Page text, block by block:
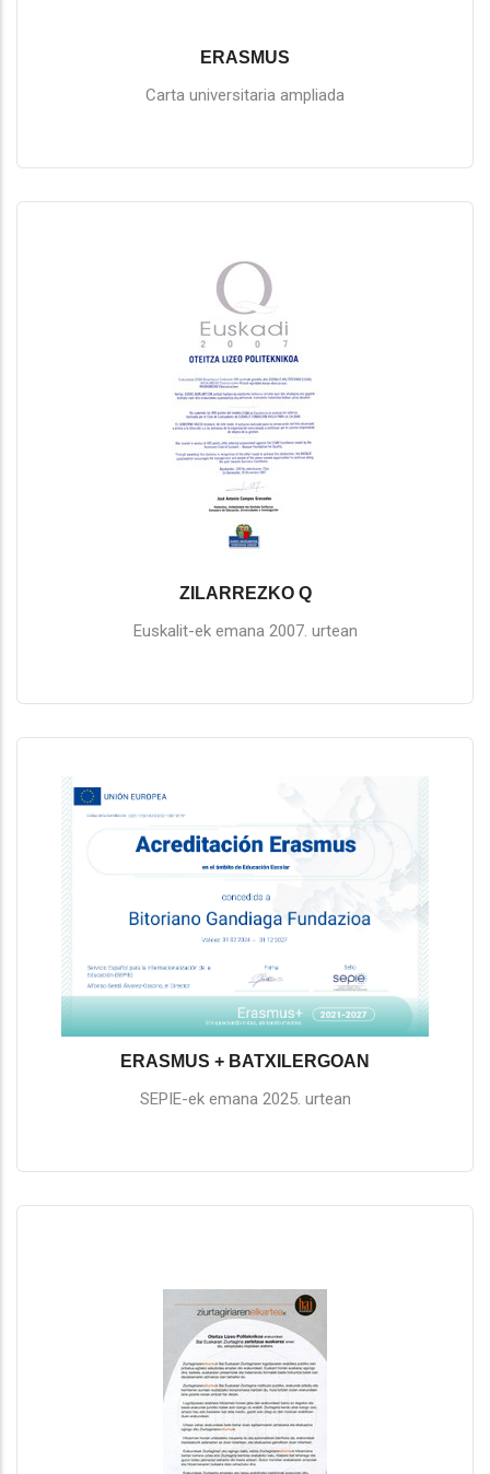
ERASMUS
Carta universitaria ampliada
ZILARREZKO Q
Euskalit-ek emana 2007. urtean
ERASMUS + BATXILERGOAN
SEPIE-ek emana 2025. urtean